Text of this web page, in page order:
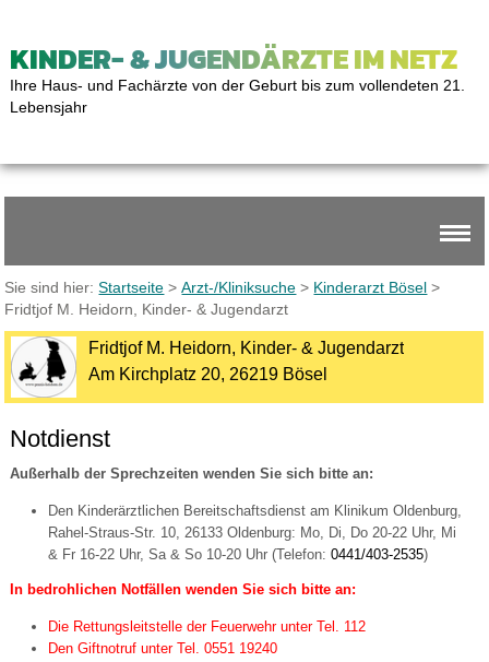
KINDER- & JUGENDÄRZTE IM NETZ
Ihre Haus- und Fachärzte von der Geburt bis zum vollendeten 21.
Lebensjahr
Sie sind hier:Startseite >Arzt-/Kliniksuche > Kinderarzt Bösel >
Fridtjof M. Heidorn, Kinder- & Jugendarzt
Fridtjof M. Heidorn, Kinder- & Jugendarzt
Am Kirchplatz 20, 26219 Bösel
Notdienst
Außerhalb der Sprechzeiten wenden Sie sich bitte an:
Den Kinderärztlichen Bereitschaftsdienst am Klinikum Oldenburg,
Rahel-Straus-Str. 10, 26133 Oldenburg: Mo, Di, Do 20-22 Uhr, Mi
& Fr 16-22 Uhr, Sa & So 10-20 Uhr (Telefon: 0441/403-2535)
In bedrohlichen Notfällen wenden Sie sich bitte an:
Die Rettungsleitstelle der Feuerwehr unter Tel. 112
Den Giftnotruf unter Tel. 0551 19240